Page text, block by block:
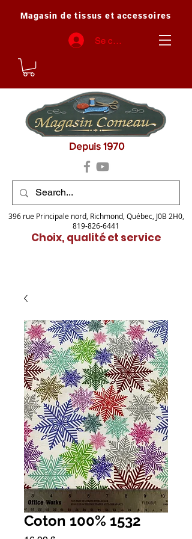
Magasin de tissus et accessoires
Se connecter
Depuis 1970
396 rue Principale nord, Richmond, Québec, J0B 2H0,
819-826-6441
Choix, qualité et service
Coton 100% 1532